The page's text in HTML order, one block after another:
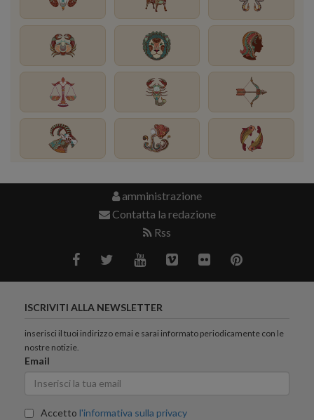
amministrazione
Contatta la redazione
Rss
ISCRIVITI ALLA NEWSLETTER
inserisci il tuoi indirizzo emai e sarai informato periodicamente con le
nostre notizie.
Email
Accetto l'informativa sulla privacy